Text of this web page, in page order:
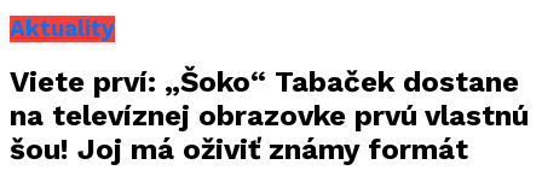
Aktuality
Viete prví: „Šoko“ Tabaček dostane
na televíznej obrazovke prvú vlastnú
šou! Joj má oživiť známy formát